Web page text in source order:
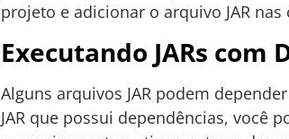
projeto e adicionar o arquivo JAR
Executando JARs com
Alguns arquivos JAR podem
JAR que possui dependências, você